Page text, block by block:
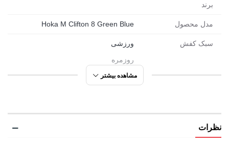
برند
مدل محصول Hoka M Clifton 8 Green Blue
سبک کفش
ورزشی
روزمره
تابستانی
دویدن
مشاهده بیشتر
نظرات